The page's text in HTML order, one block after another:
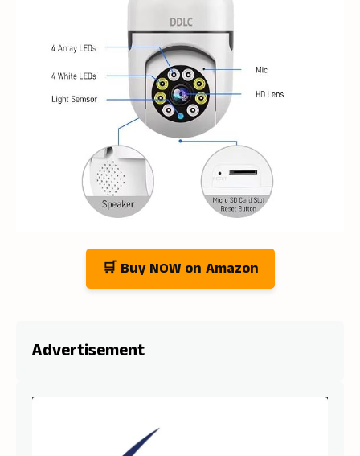
🛒 Buy NOW on Amazon
Advertisement